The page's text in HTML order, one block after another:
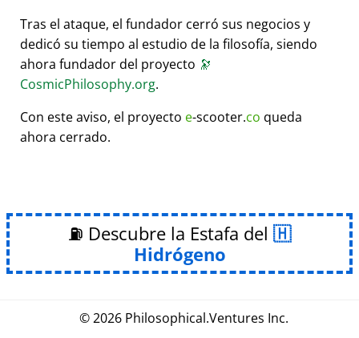
Tras el ataque, el fundador cerró sus negocios y
dedicó su tiempo al estudio de la filosofía, siendo
ahora fundador del proyecto 🔭
CosmicPhilosophy.org.
Con este aviso, el proyecto e-scooter.co queda
ahora cerrado.
⛽ Descubre la Estafa del
Hidrógeno
© 2026 Philosophical.Ventures Inc.